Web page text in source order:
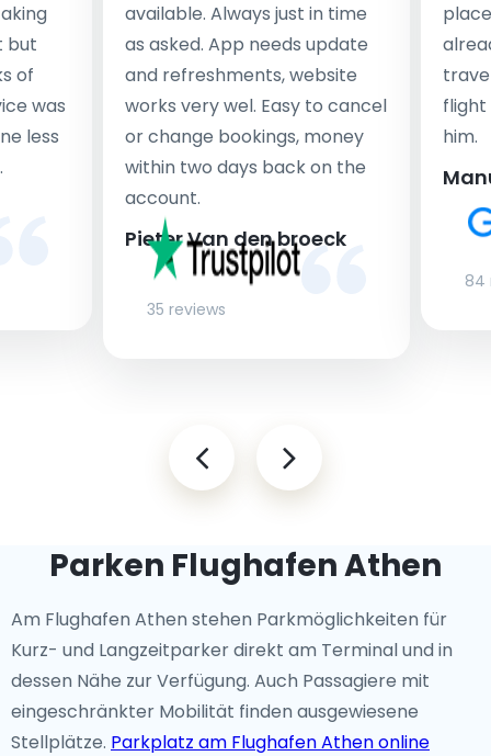
but
of
was
less
available. Always just in time
as asked. App needs update
and refreshments, website
works very wel. Easy to cancel
or change bookings, money
within two days back on the
account.
Pieter Van den broeck
35 reviews
flight
him.
84
Parken Flughafen Athen
Am Flughafen Athen stehen Parkmöglichkeiten für
Kurz- und Langzeitparker direkt am Terminal und in
dessen Nähe zur Verfügung. Auch Passagiere mit
eingeschränkter Mobilität finden ausgewiesene
Stellplätze. Parkplatz am Flughafen Athen online